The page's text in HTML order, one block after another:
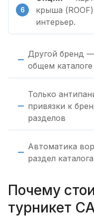
крыша
интерьер.
Другой бренд —
общем
Только
привязки к
разделов
Автоматика
раздел
Почему
турникет